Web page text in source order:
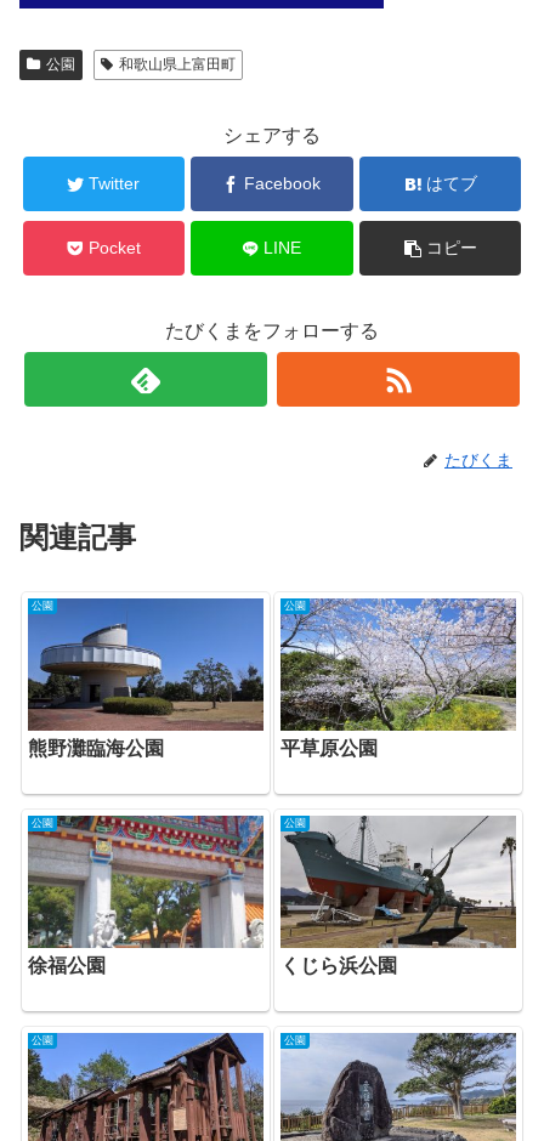
公園 和歌山県上富田町
シェアする
Twitter Facebook はてブ
Pocket LINE コピー
たびくまをフォローする
たびくま
関連記事
公園
熊野灘臨海公園
公園
平草原公園
公園
徐福公園
公園
くじら浜公園
公園 公園